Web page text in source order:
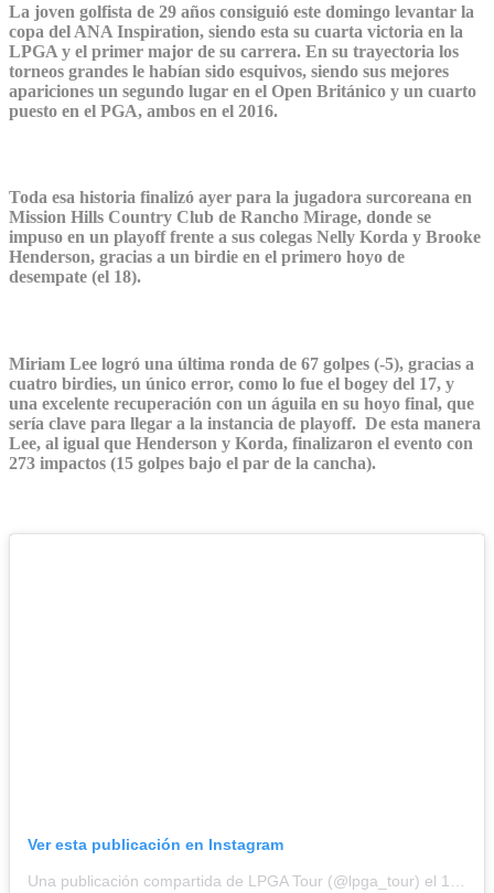
La joven golfista de 29 años consiguió este domingo levantar la
copa del ANA Inspiration, siendo esta su cuarta victoria en la
LPGA y el primer major de su carrera. En su trayectoria los
torneos grandes le habían sido esquivos, siendo sus mejores
apariciones un segundo lugar en el Open Británico y un cuarto
puesto en el PGA, ambos en el 2016.
Toda esa historia finalizó ayer para la jugadora surcoreana en
Mission Hills Country Club de Rancho Mirage, donde se
impuso en un playoff frente a sus colegas Nelly Korda y Brooke
Henderson, gracias a un birdie en el primero hoyo de
desempate (el 18).
Miriam Lee logró una última ronda de 67 golpes (-5), gracias a
cuatro birdies, un único error, como lo fue el bogey del 17, y
una excelente recuperación con un águila en su hoyo final, que
sería clave para llegar a la instancia de playoff. De esta manera
Lee, al igual que Henderson y Korda, finalizaron el evento con
273 impactos (15 golpes bajo el par de la cancha).
Ver esta publicación en Instagram
Una publicación compartida de LPGA Tour (@lpga_tour) el 13 Sep, 2020 a las 3:38 PDT